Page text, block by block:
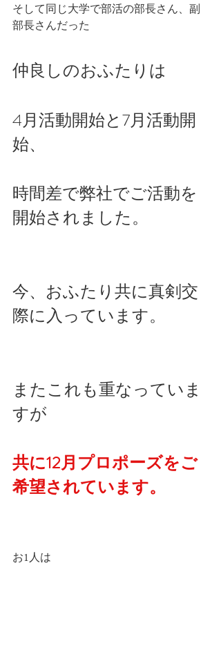
そして同じ大学で部活の部長さん、副
部長さんだった
仲良しのおふたりは
4月活動開始と7月活動開
始、
時間差で弊社でご活動を
開始されました。
今、おふたり共に真剣交
際に入っています。
またこれも重なっていま
すが
共に12月プロポーズをご
希望されています。
お1人は